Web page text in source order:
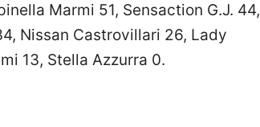
Marmi 51, Sensaction G.J. 44,
Nissan Castrovillari 26, Lady
13, Stella Azzurra 0.